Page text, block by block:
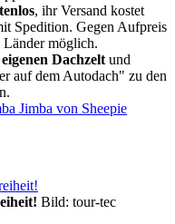
, ihr Versand kostet
Spedition. Gegen Aufpreis
Länder möglich.
Dachzelt und
auf dem Autodach" zu den
Jimba von Sheepie
Bild: tour-tec